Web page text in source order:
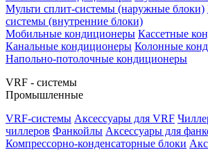
Мульти сплит-системы (наружные блоки)
системы (внутренние блоки)
Мобильные кондиционеры Кассетные
Канальные кондиционеры Колонные
Напольно-потолочные кондиционеры
VRF - системы
Промышленные
VRF-системы Аксессуары для VRF
чиллеров Фанкойлы Аксессуары для
Компрессорно-конденсаторные блоки